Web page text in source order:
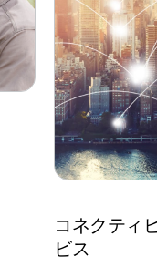
コネクティ
ビス